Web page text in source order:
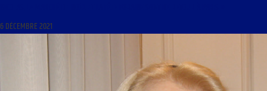
6 DÉCEMBRE 2021